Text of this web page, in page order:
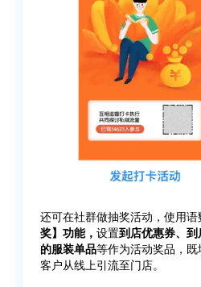
还可在社群做抽奖活动，使用语
奖】功能， 设置到店优惠券、
的服装单品等作为活动奖品，
客户从线上引流至门店。